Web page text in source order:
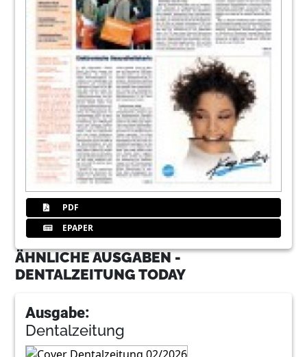
PDF
EPAPER
ÄHNLICHE AUSGABEN -
DENTALZEITUNG TODAY
Ausgabe:
Dentalzeitung